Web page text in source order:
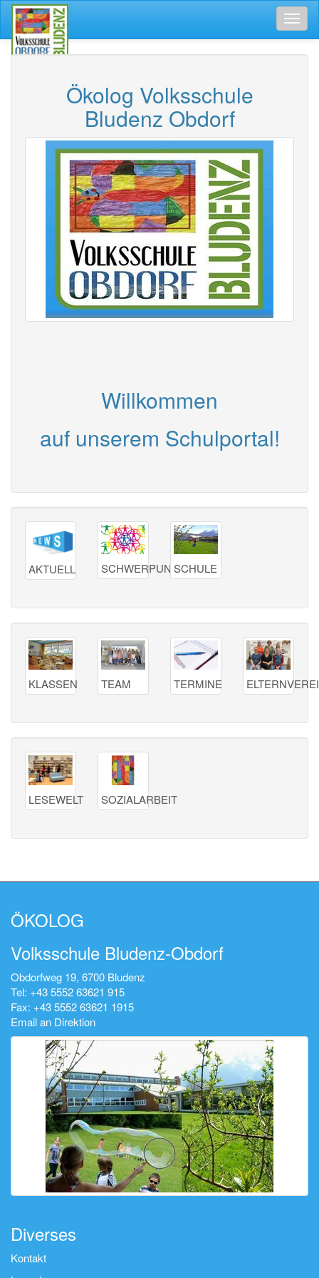
Ökolog Volksschule
Bludenz Obdorf
Willkommen
auf unserem Schulportal!
AKTUELL SCHWERPUNKTESCHULE
KLASSEN TEAM TERMINE
LESEWELT SOZIALARBEIT
ÖKOLOG
Volksschule Bludenz-Obdorf
Obdorfweg 19, 6700 Bludenz
Tel: +43 5552 63621 915
Fax: +43 5552 63621 1915
Email an Direktion
Diverses
Kontakt